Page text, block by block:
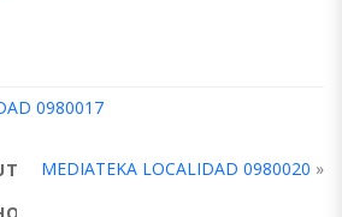
0980017
MEDIATEKA LOCALIDAD 0980020 »